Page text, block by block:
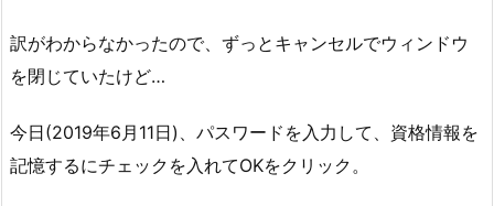
訳がわからなかったので、ずっとキャンセルでウィンドウ
を閉じていたけど…
今日(2019年6月11日)、パスワードを入力して、資格情報を
記憶するにチェックを入れてOKをクリック。